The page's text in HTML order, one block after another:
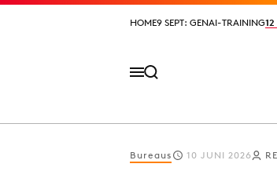
HOME9 SEPT: GENAI-TRAINING
HOME9 SEPT: GENAI-TRAINING
Bureaus 10 JUNI 2026